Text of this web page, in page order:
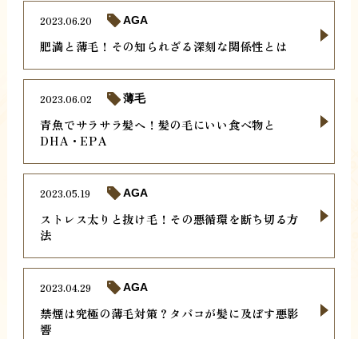
肥満と薄毛！その知られざる深刻な関係性とは
2023.06.20 AGA
青魚でサラサラ髪へ！髪の毛にいい食べ物と
DHA・EPA
2023.06.02 薄毛
ストレス太りと抜け毛！その悪循環を断ち切る方
法
2023.05.19 AGA
禁煙は究極の薄毛対策？タバコが髪に及ぼす悪影
響
2023.04.29 AGA